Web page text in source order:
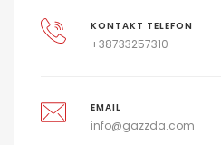
KONTAKT TELEFON
+38733257310
EMAIL
info@gazzda.com